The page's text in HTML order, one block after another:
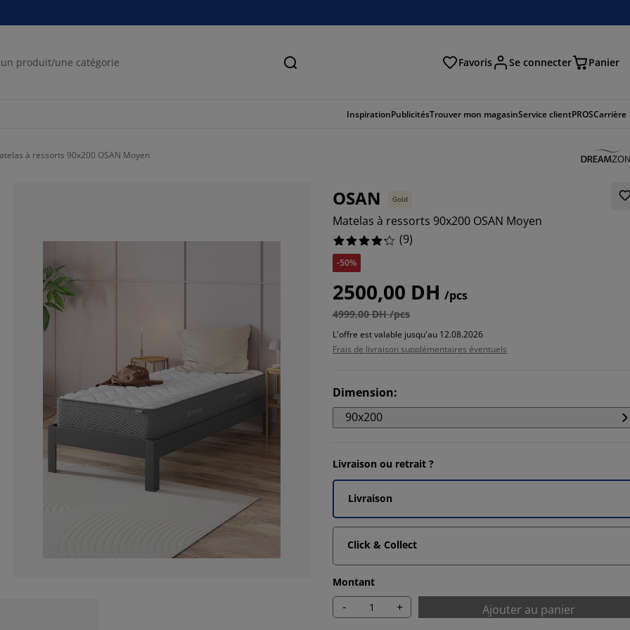
Chercher Favoris Se connecter Panier
InspirationPublicitésTrouver mon magasinService clientPROSCarrière
à ressorts 90x200 OSAN Moyen
OSAN Gold
Matelas à ressorts 90x200 OSAN Moyen
(9)
-50%
2500,00 DH /pcs
4999,00 DH /pcs
L'offre est valable jusqu'au 12.08.2026
Frais de livraison supplémentaires éventuels
Dimension:
90x200
Livraison ou retrait ?
Livraison
Click & Collect
Montant
- + Ajouter au panier
11.11111111111111%
11.11111111111111%